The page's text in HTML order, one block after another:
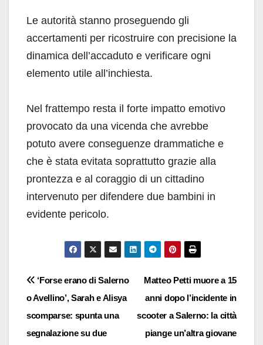
Le autorità stanno proseguendo gli
accertamenti per ricostruire con precisione la
dinamica dell’accaduto e verificare ogni
elemento utile all’inchiesta.
Nel frattempo resta il forte impatto emotivo
provocato da una vicenda che avrebbe
potuto avere conseguenze drammatiche e
che è stata evitata soprattutto grazie alla
prontezza e al coraggio di un cittadino
intervenuto per difendere due bambini in
evidente pericolo.
Navigazione
articoli
Matteo Petti muore a 15
anni dopo l’incidente in
scooter a Salerno: la città
piange un’altra giovane
‘Forse erano di Salerno
o Avellino’, Sarah e Alisya
scomparse: spunta una
segnalazione su due